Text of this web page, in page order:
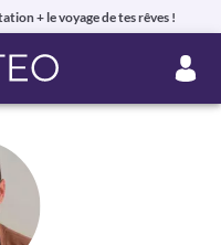
+ le voyage de tes rêves !